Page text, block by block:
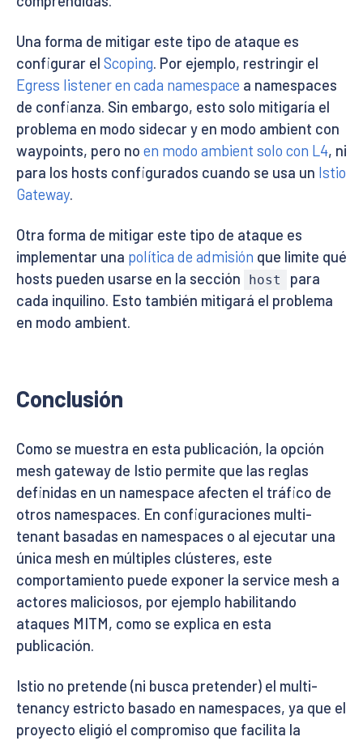
Una forma de mitigar este tipo de ataque es
configurar el Scoping. Por ejemplo, restringir el
Egress listener en cada namespace a namespaces
de confianza. Sin embargo, esto solo mitigaría el
problema en modo sidecar y en modo ambient con
waypoints, pero no en modo ambient solo con L4, ni
para los hosts configurados cuando se usa un Istio
Gateway.
Otra forma de mitigar este tipo de ataque es
implementar una política de admisión que limite qué
hosts pueden usarse en la sección
host
para
cada inquilino. Esto también mitigará el problema
en modo ambient.
Conclusión
Como se muestra en esta publicación, la opción
mesh gateway de Istio permite que las reglas
definidas en un namespace afecten el tráfico de
otros namespaces. En configuraciones multi-
tenant basadas en namespaces o al ejecutar una
única mesh en múltiples clústeres, este
comportamiento puede exponer la service mesh a
actores maliciosos, por ejemplo habilitando
ataques MITM, como se explica en esta
publicación.
Istio no pretende (ni busca pretender) el multi-
tenancy estricto basado en namespaces, ya que el
proyecto eligió el compromiso que facilita la